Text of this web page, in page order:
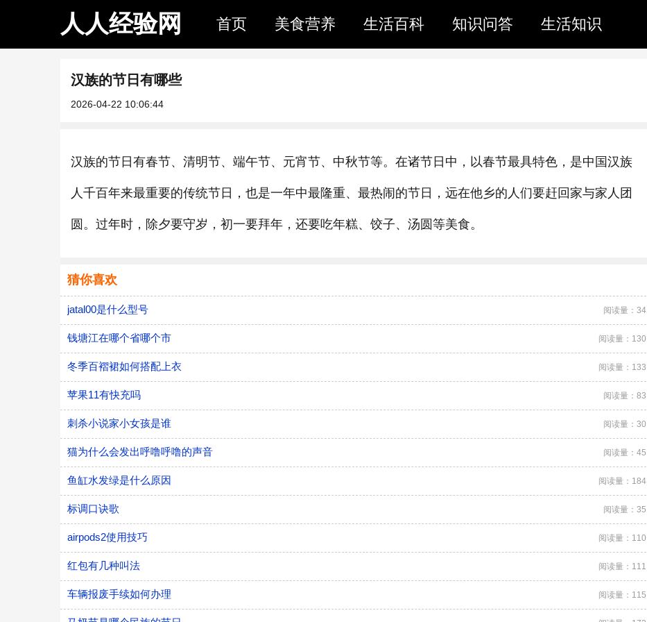
人人经验网 首页 美食营养 生活百科 知识问答 生活知识
汉族的节日有哪些
2026-04-22 10:06:44
汉族的节日有春节、清明节、端午节、元宵节、中秋节等。在诸节日中，以春节最具特色，是中国汉族
人千百年来最重要的传统节日，也是一年中最隆重、最热闹的节日，远在他乡的人们要赶回家与家人团
圆。过年时，除夕要守岁，初一要拜年，还要吃年糕、饺子、汤圆等美食。
猜你喜欢
jatal00是什么型号 阅读量：34
钱塘江在哪个省哪个市 阅读量：130
冬季百褶裙如何搭配上衣 阅读量：133
苹果11有快充吗 阅读量：83
刺杀小说家小女孩是谁 阅读量：30
猫为什么会发出呼噜呼噜的声音 阅读量：45
鱼缸水发绿是什么原因 阅读量：184
标调口诀歌 阅读量：35
airpods2使用技巧 阅读量：110
红包有几种叫法 阅读量：111
车辆报废手续如何办理 阅读量：115